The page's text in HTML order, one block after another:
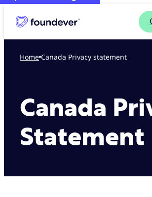
Home Canada Privacy statement
Canada
Statement